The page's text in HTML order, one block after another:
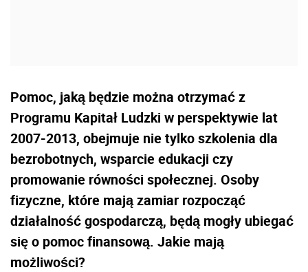
Pomoc, jaką będzie można otrzymać z
Programu Kapitał Ludzki w perspektywie lat
2007-2013, obejmuje nie tylko szkolenia dla
bezrobotnych, wsparcie edukacji czy
promowanie równości społecznej. Osoby
fizyczne, które mają zamiar rozpocząć
działalność gospodarczą, będą mogły ubiegać
się o pomoc finansową. Jakie mają
możliwości?